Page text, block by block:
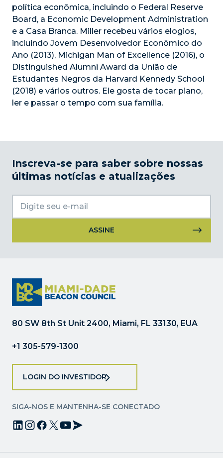
política econômica, incluindo o Federal Reserve
Board, a Economic Development Administration
e a Casa Branca. Miller recebeu vários elogios,
incluindo Jovem Desenvolvedor Econômico do
Ano (2013), Michigan Man of Excellence (2016), o
Distinguished Alumni Award da União de
Estudantes Negros da Harvard Kennedy School
(2018) e vários outros. Ele gosta de tocar piano,
ler e passar o tempo com sua família.
Inscreva-se para saber sobre nossas
últimas notícias e atualizações
Contact.
Por
favor,
deixe
campo
branco.
80 SW 8th St Unit 2400, Miami, FL 33130, EUA
+1 305-579-1300
LOGIN DO INVESTIDOR
SIGA-NOS E MANTENHA-SE CONECTADO